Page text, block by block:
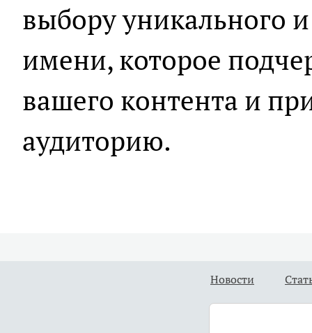
выбору уникального
имени, которое
вашего контента и
аудиторию.
Новости